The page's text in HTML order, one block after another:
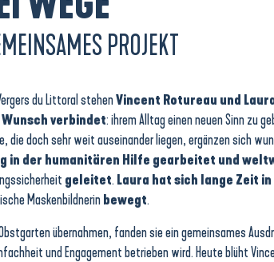
PROJEKT
du Littoral stehenVincent Rotureau und
verbindet: ihrem Alltag einen neuen Sinn zu
die doch sehr weit auseinander liegen, ergänzen sich
in der humanitären Hilfe gearbeitet und
geleitet. Laura hat sich lange Zeit
Maskenbildnerinbewegt.
übernahmen, fanden sie ein gemeinsames
und Engagement betrieben wird. Heute blüht